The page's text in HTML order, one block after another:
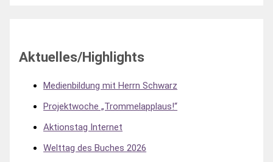
Aktuelles/Highlights
Medienbildung mit Herrn Schwarz
Projektwoche „Trommelapplaus!“
Aktionstag Internet
Welttag des Buches 2026